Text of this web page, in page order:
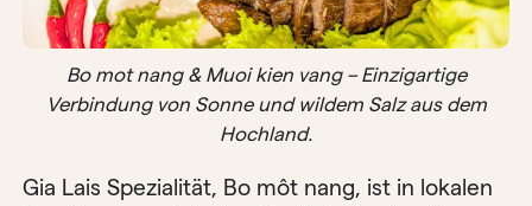
Bo mot nang & Muoi kien vang – Einzigartige
Verbindung von Sonne und wildem Salz aus dem
Hochland.
Gia Lais Spezialität, Bo môt nang, ist in lokalen